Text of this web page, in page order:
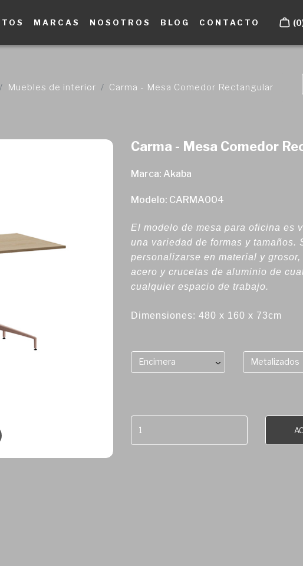
MARCAS NOSOTROS BLOG CONTACTO
Muebles de interior Carma - Mesa Comedor Rectangular
Carma - Mesa Comedor
Marca: Akaba
Modelo: CARMA004
El modelo de mesa para oficina es
una variedad de formas y tamaños.
personalizarse en material y
acero y crucetas de aluminio de
cualquier espacio de trabajo.
Dimensiones: 480 x 160 x 73cm
Encimera Metalizados